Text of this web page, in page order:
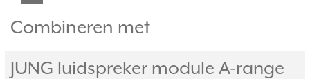
Combineren met
JUNG luidspreker module A-range